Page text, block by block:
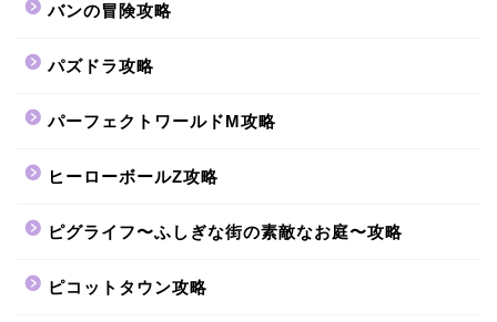
バンの冒険攻略
パズドラ攻略
パーフェクトワールドM攻略
ヒーローボールZ攻略
ピグライフ〜ふしぎな街の素敵なお庭〜攻略
ピコットタウン攻略